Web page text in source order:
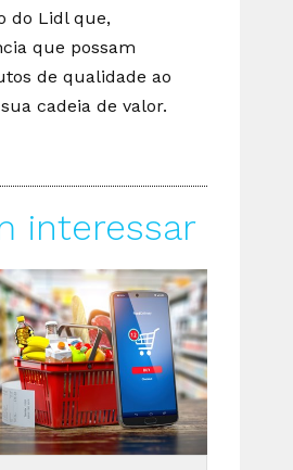
do Lidl que,
que possam
de qualidade ao
cadeia de valor.
interessar